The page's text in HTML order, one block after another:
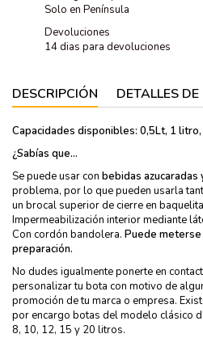
Solo en Península
Devoluciones
14 dias para devoluciones
DESCRIPCIÓN DETALLES
Capacidades disponibles: 0,5Lt, 1
¿Sabías que...
Se puede usar con bebidas azucaradas
problema, por lo que pueden usarla
un brocal superior de cierre en
Impermeabilización interior mediante
Con cordón bandolera. Puede
preparación.
No dudes igualmente ponerte en
personalizar tu bota con motivo de
promoción de tu marca o empresa.
por encargo botas del modelo clásico
8, 10, 12, 15 y 20 litros.